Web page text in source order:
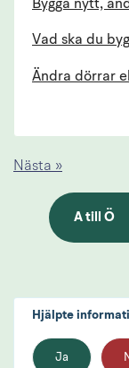
Bygga nytt,
Vad ska du
Ändra dörrar
Nästa »
A till Ö
Hjälpte
Ja